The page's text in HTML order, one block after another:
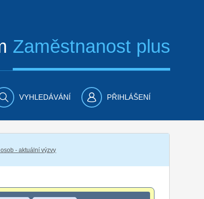
Zaměstnanost plus
VYHLEDÁVÁNÍ PŘIHLÁŠENÍ
- aktuální výzvy